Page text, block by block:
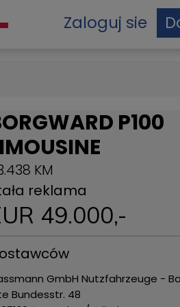
Zaloguj sie
P100
KM
reklama
49.000,-
GmbH Nutzfahrzeuge -
Bundesstr. 48